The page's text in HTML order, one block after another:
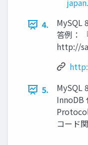
4.
MySQL
答例：
http://
5.
MySQL
InnoDB
コード